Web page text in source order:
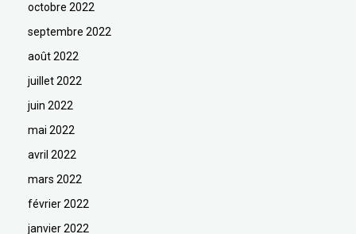
octobre 2022
septembre 2022
août 2022
juillet 2022
juin 2022
mai 2022
avril 2022
mars 2022
février 2022
janvier 2022